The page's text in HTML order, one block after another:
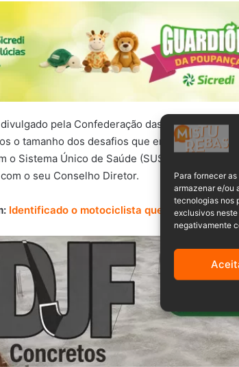
Para fornecer
armazenar e/ou
tecnologias nos
exclusivos
negativamente
pela Confederação das Santas Casas
o tamanho dos desafios que enfrentam e que
o Sistema Único de Saúde (SUS), está sendo
o seu Conselho Diretor.
Identificado o motociclista que morreu em